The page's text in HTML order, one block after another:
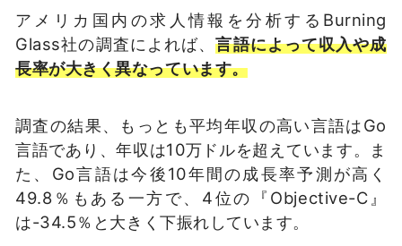
アメリカ国内の求人情報を分析するBurning
Glass社の調査によれば、言語によって収入や成
長率が大きく異なっています。
調査の結果、もっとも平均年収の高い言語はGo
言語であり、年収は10万ドルを超えています。ま
た、Go言語は今後10年間の成長率予測が高く
49.8％もある一方で、4位の『Objective-C』
は-34.5％と大きく下振れしています。